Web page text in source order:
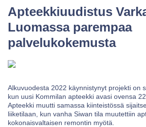
Apteekkiuudistus
Luomassa parempaa
palvelukokemusta
Alkuvuodesta 2022 käynnistynyt projekti on
kun uusi Kommilan apteekki avasi ovensa
Apteekki muutti samassa kiinteistössä
liiketilaan, kun vanha Siwan tila muutettiin
kokonaisvaltaisen remontin myötä.